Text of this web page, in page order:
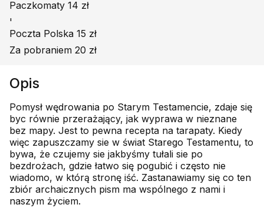
Paczkomaty 14 zł
'
Poczta Polska 15 zł
Za pobraniem 20 zł
Opis
Pomysł wędrowania po Starym Testamencie, zdaje się
byc równie przerażający, jak wyprawa w nieznane
bez mapy. Jest to pewna recepta na tarapaty. Kiedy
więc zapuszczamy sie w świat Starego Testamentu, to
bywa, że czujemy sie jakbyśmy tułali sie po
bezdrożach, gdzie łatwo się pogubić i często nie
wiadomo, w którą stronę iść. Zastanawiamy się co ten
zbiór archaicznych pism ma wspólnego z nami i
naszym życiem.